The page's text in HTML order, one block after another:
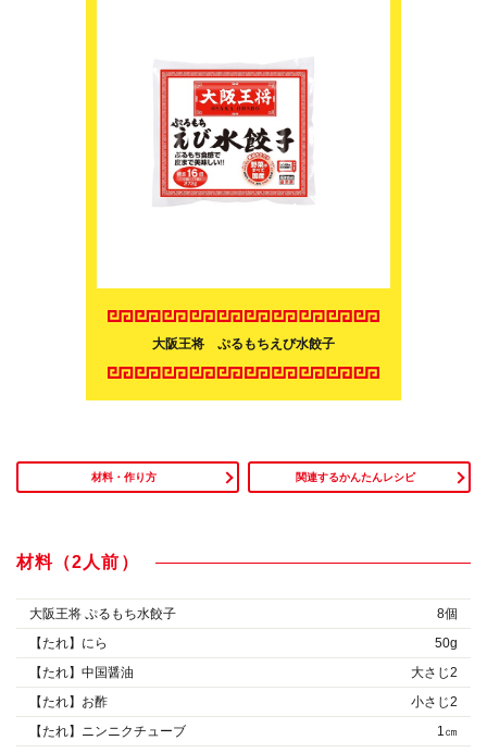
大阪王将 ぷるもちえび水餃子
材料・作り方 関連するかんたんレシピ
材料（2人前）
大阪王将 ぷるもち水餃子
8個
【たれ】にら
50g
【たれ】中国醤油
大さじ2
【たれ】お酢
小さじ2
【たれ】ニンニクチューブ
1㎝